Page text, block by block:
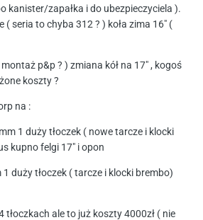
kanister/zapałka i do ubezpieczyciela ).
( seria to chyba 312 ? ) koła zima 16" (
p&p ? ) zmiana kół na 17" , kogoś
koszty ?
na :
1 duży tłoczek ( nowe tarcze i klocki
kupno felgi 17" i opon
duży tłoczek ( tarcze i klocki brembo)
tłoczkach ale to już koszty 4000zł ( nie